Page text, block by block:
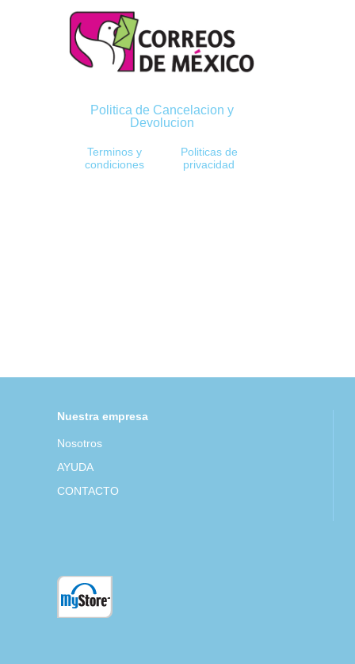
Politica de Cancelacion y
Devolucion
Terminos y
condiciones
Politicas de
privacidad
Nuestra empresa
Nosotros
AYUDA
CONTACTO